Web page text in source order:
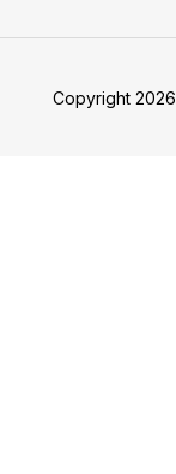
Copyright 2026